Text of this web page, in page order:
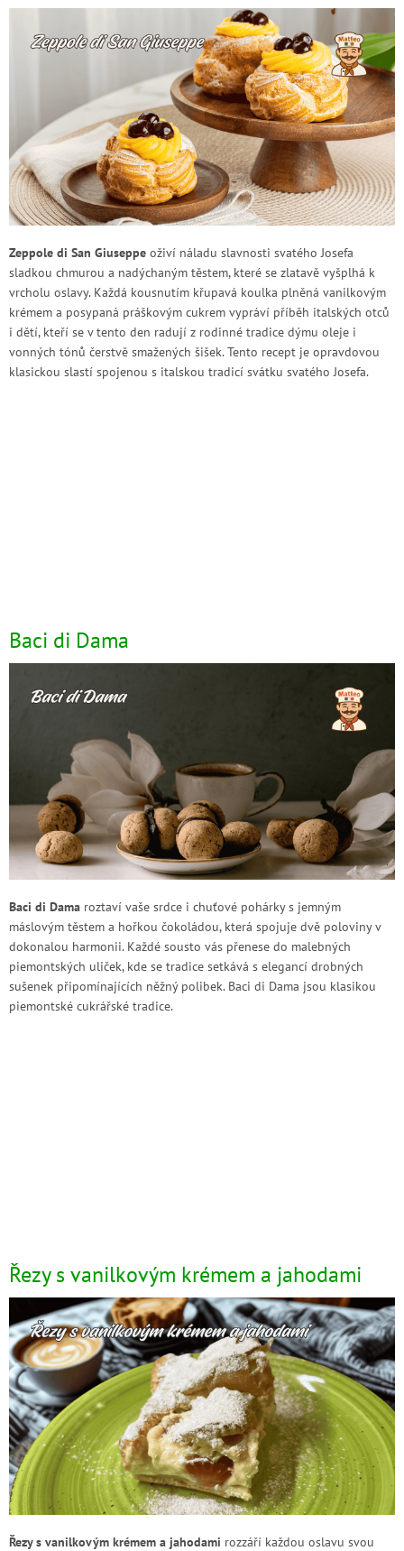
Zeppole di San Giuseppe oživí náladu slavnosti svatého Josefa
sladkou chmurou a nadýchaným těstem, které se zlatavě vyšplhá k
vrcholu oslavy. Každá kousnutím křupavá koulka plněná vanilkovým
krémem a posypaná práškovým cukrem vypráví příběh italských otců
i dětí, kteří se v tento den radují z rodinné tradice dýmu oleje i
vonných tónů čerstvě smažených šišek. Tento recept je opravdovou
klasickou slastí spojenou s italskou tradicí svátku svatého Josefa.
Baci di Dama
Baci di Dama roztaví vaše srdce i chuťové pohárky s jemným
máslovým těstem a hořkou čokoládou, která spojuje dvě poloviny v
dokonalou harmonii. Každé sousto vás přenese do malebných
piemontských uliček, kde se tradice setkává s elegancí drobných
sušenek připomínajících něžný polibek. Baci di Dama jsou klasikou
piemontské cukrářské tradice.
Řezy s vanilkovým krémem a jahodami
Řezy s vanilkovým krémem a jahodami rozzáří každou oslavu svou